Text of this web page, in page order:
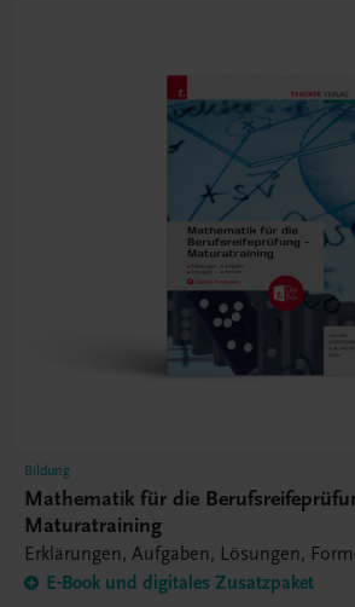
Bildung
Mathematik für die
Maturatraining
Erklärungen, Aufgaben, Lösungen,
E-Book und digitales Zusatzpaket